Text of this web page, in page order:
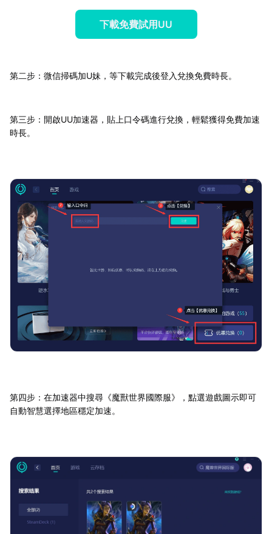
下載免費試用UU
第二步：微信掃碼加U妹，等下載完成後登入兌換免費時長。
第三步：開啟UU加速器，貼上口令碼進行兌換，輕鬆獲得免費加速
時長。
第四步：在加速器中搜尋《魔獸世界國際服》，點選遊戲圖示即可
自動智慧選擇地區穩定加速。